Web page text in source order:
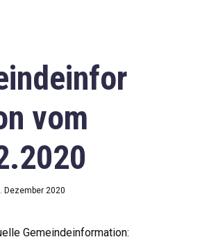
vom
Dezember 2020
Gemeindeinformation: